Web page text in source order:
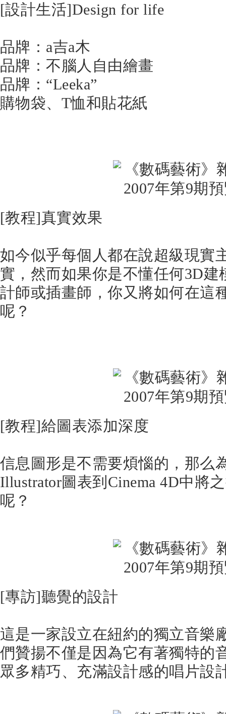
[設計生活]Design for life
品牌：a吉a木
品牌：不腦人自由繪畫
品牌：“Leeka”
購物袋、T恤和貼花紙
[教程]真實效果
如今似乎每個人都在說超級現實
實，然而如果你是不懂任何3D建
計師或插畫師，你又將如何在這
呢？
[教程]給圖表添加深度
信息圖形是不需要煩惱的，那么
Illustrator圖表到Cinema 4D中將
呢？
[專訪]聽覺的設計
這是一家設立在紐約的獨立音樂
們贊揚不僅是因為它有著獨特的
眾多精巧、充滿設計感的唱片設